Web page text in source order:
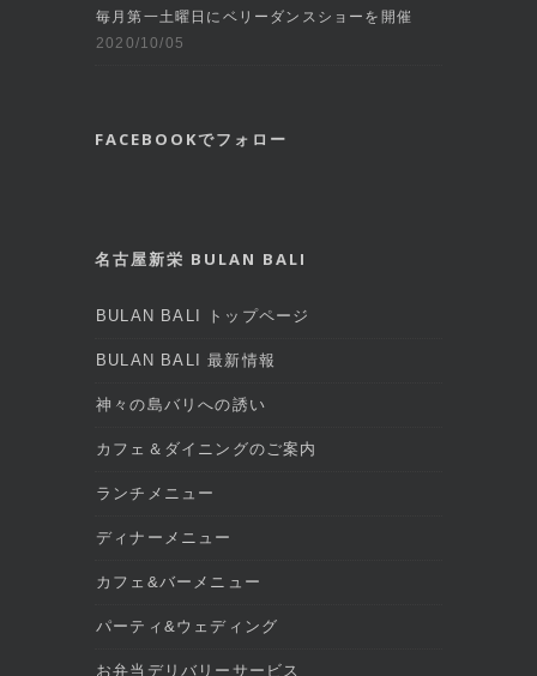
毎月第一土曜日にベリーダンスショーを開催
2020/10/05
FACEBOOKでフォロー
名古屋新栄 BULAN BALI
BULAN BALI トップページ
BULAN BALI 最新情報
神々の島バリへの誘い
カフェ＆ダイニングのご案内
ランチメニュー
ディナーメニュー
カフェ&バーメニュー
パーティ&ウェディング
お弁当デリバリーサービス